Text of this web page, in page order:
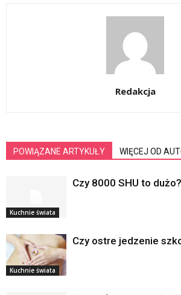
Redakcja
POWIĄZANE ARTYKUŁY WIĘCEJ OD
Kuchnie świata
Czy 8000 SHU to dużo?
Kuchnie świata
Czy ostre jedzenie